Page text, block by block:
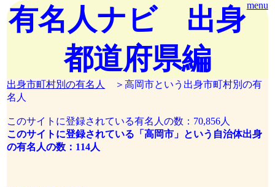
menu
有名人ナビ 出身
都道府県編
出身市町村別の有名人
＞高岡市という出身市町村別の有
名人
このサイトに登録されている有名人の数：70,856人
このサイトに登録されている「高岡市」という自治体出身
の有名人の数：114人